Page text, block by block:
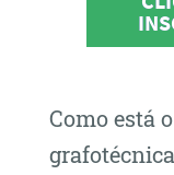
Como está